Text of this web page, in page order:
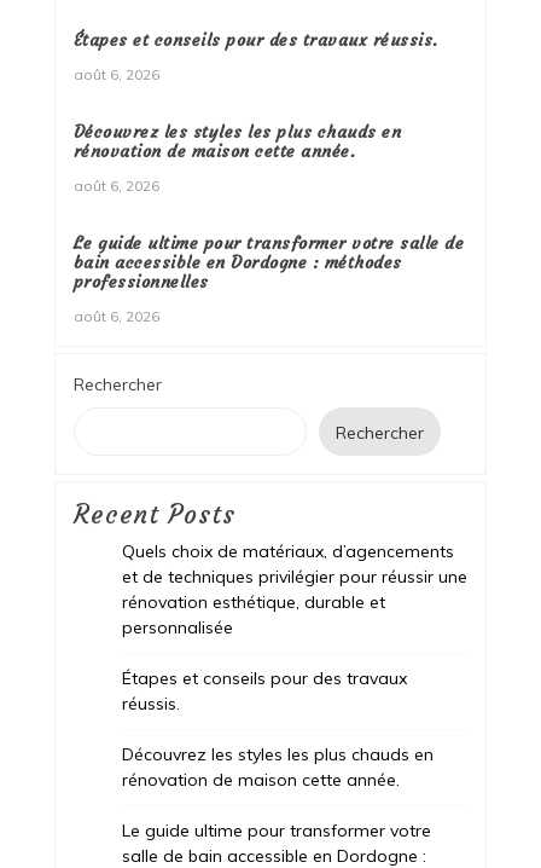
Étapes et conseils pour des travaux réussis.
août 6, 2026
Découvrez les styles les plus chauds en
rénovation de maison cette année.
août 6, 2026
Le guide ultime pour transformer votre salle de
bain accessible en Dordogne : méthodes
professionnelles
août 6, 2026
Rechercher
Rechercher
Recent Posts
Quels choix de matériaux, d’agencements
et de techniques privilégier pour réussir une
rénovation esthétique, durable et
personnalisée
Étapes et conseils pour des travaux
réussis.
Découvrez les styles les plus chauds en
rénovation de maison cette année.
Le guide ultime pour transformer votre
salle de bain accessible en Dordogne :